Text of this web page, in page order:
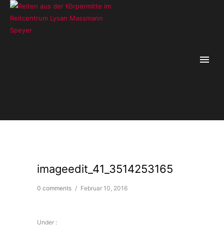
imageedit_41_3514253165
0 comments / Februar 10, 2016
Under :